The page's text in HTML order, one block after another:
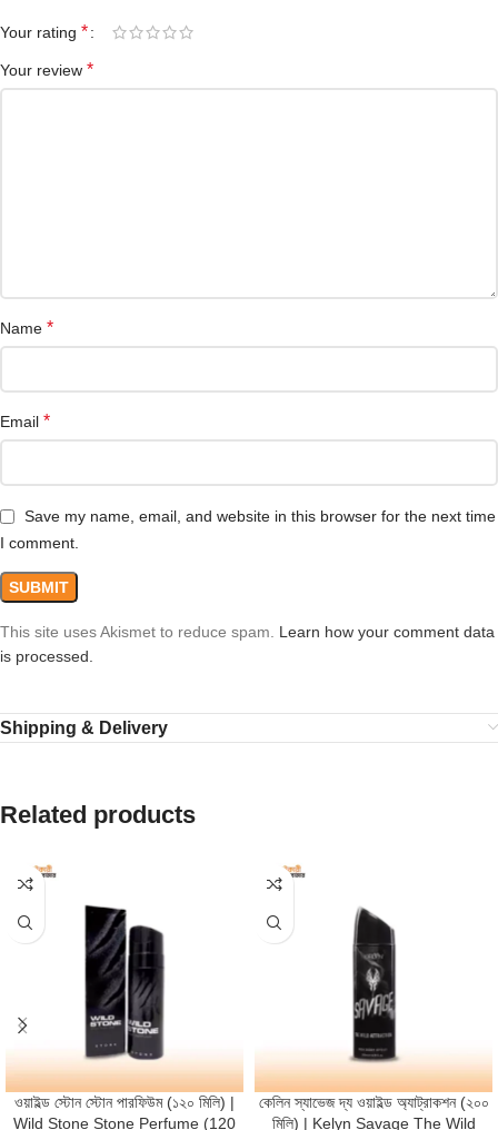
Your rating *
Your review *
Name *
Email *
Save my name, email, and website in this browser for the next time
I comment.
This site uses Akismet to reduce spam. Learn how your comment data
is processed.
Shipping & Delivery
Related products
ওয়াইল্ড স্টোন স্টোন পারফিউম (১২০ মিলি) |
Wild Stone Stone Perfume (120
কেলিন স্যাভেজ দ্য ওয়াইল্ড অ্যাট্রাকশন (২০০
মিলি) | Kelyn Savage The Wild